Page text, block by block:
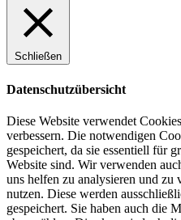
Schließen
Datenschutzübersicht
Diese Website verwendet
verbessern. Die notwendigen
gespeichert, da sie essentiell für
Website sind. Wir verwenden
uns helfen zu analysieren und zu
nutzen. Diese werden
gespeichert. Sie haben auch die